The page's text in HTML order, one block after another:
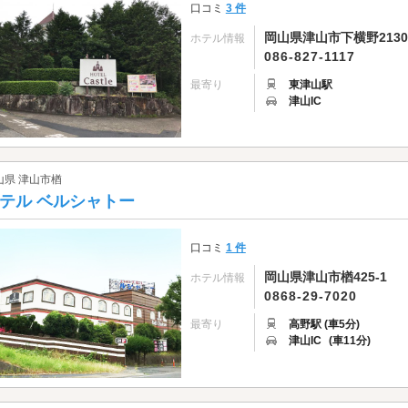
口コミ 3 件
ホテル情報
岡山県津山市下横野
086-827-1117
最寄り
東津山駅
津山IC
県 津山市楢
ル ベルシャトー
口コミ 1 件
ホテル情報
岡山県津山市楢425-1
0868-29-7020
最寄り
高野駅 (車5分)
津山IC (車11分)